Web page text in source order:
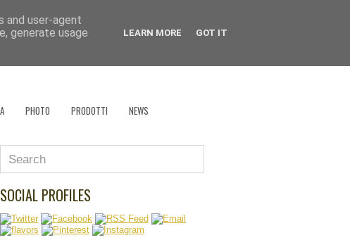
è ciò che cucina?
PHOTO PRODOTTI NEWS
SOCIAL PROFILES
and user-agent
generate usage
LEARN MORE GOT IT